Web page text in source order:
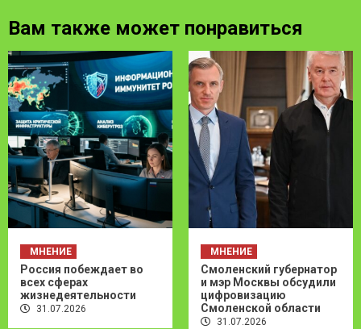
Вам также может понравиться
МНЕНИЕ
Россия побеждает во
всех сферах
жизнедеятельности
31.07.2026
МНЕНИЕ
Смоленский губернатор
и мэр Москвы обсудили
цифровизацию
Смоленской области
31.07.2026